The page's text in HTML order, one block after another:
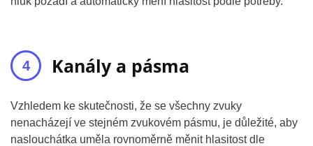
Kanály a pásma
Vzhledem ke skutečnosti, že se všechny zvuky
nenacházejí ve stejném zvukovém pásmu, je důležité, aby
naslouchátka uměla rovnoměrně měnit hlasitost dle